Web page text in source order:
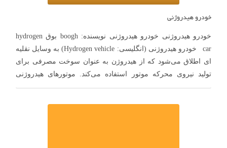
خودرو هیدروژنی
خودرو هیدروژنی خودرو هیدروژنی نویسنده: boogh بوق hydrogen
car خودرو هیدروژنی (انگلیسی: Hydrogen vehicle) به وسایل نقلیه
ای اطلاق می‌شود که از هیدروژن به عنوان سوخت مصرفی برای
تولید نیروی محرکه موتور استفاده می‌کند. موتورهای هیدروژنی
در وسایل پرتاب راکت‌های فضایی، خودروها و سایر وسایل نقلیه